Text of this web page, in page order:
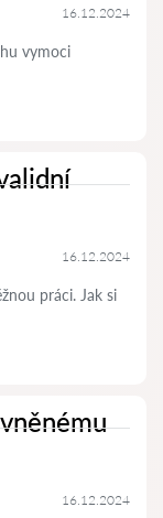
16.12.2024
vymoci
16.12.2024
práci. Jak si
16.12.2024